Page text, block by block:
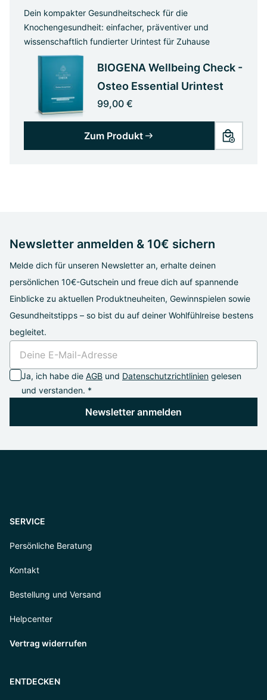
Dein kompakter Gesundheitscheck für die
Knochengesundheit: einfacher, präventiver und
wissenschaftlich fundierter Urintest für Zuhause
BIOGENA Wellbeing Check -
Osteo Essential Urintest
99,00 €
Zum Produkt
Newsletter anmelden & 10€ sichern
Melde dich für unseren Newsletter an, erhalte deinen
persönlichen 10€-Gutschein und freue dich auf spannende
Einblicke zu aktuellen Produktneuheiten, Gewinnspielen sowie
Gesundheitstipps – so bist du auf deiner Wohlfühlreise bestens
begleitet.
Ja, ich habe die AGB und Datenschutzrichtlinien gelesen
und verstanden. *
Newsletter anmelden
SERVICE
Persönliche Beratung
Kontakt
Bestellung und Versand
Helpcenter
Vertrag widerrufen
ENTDECKEN